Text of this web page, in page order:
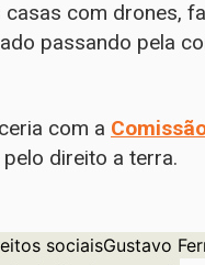
com drones,
passando pela
com a
direito a terra.
sociaisGustavo